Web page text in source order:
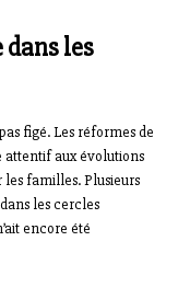
les
figé. Les réformes de
attentif aux évolutions
les familles. Plusieurs
les cercles
encore été